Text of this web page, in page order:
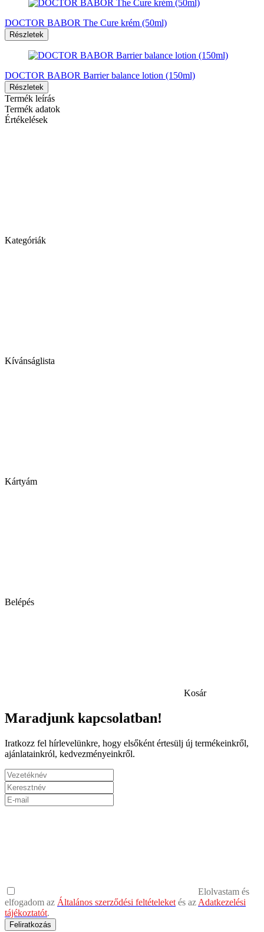
DOCTOR BABOR The Cure krém (50ml)
Részletek
DOCTOR BABOR Barrier balance lotion (150ml)
Részletek
Termék leírás
Termék adatok
Értékelések
Kategóriák
Kívánságlista
Kártyám
Belépés
Kosár
Maradjunk kapcsolatban!
Iratkozz fel hírlevelünkre, hogy elsőként értesülj új termékeinkről,
ajánlatainkról, kedvezményeinkről.
Elolvastam és
elfogadom az Általános szerződési feltételeket és az Adatkezelési
tájékoztatót.
Feliratkozás